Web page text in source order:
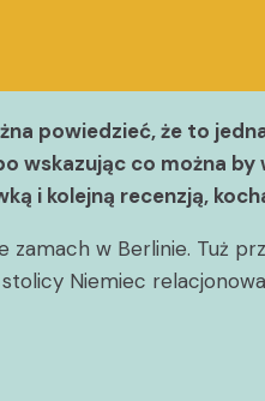
powiedzieć, że to
wskazując co można
i kolejną recenzją,
w Berlinie. Tuż
Niemiec